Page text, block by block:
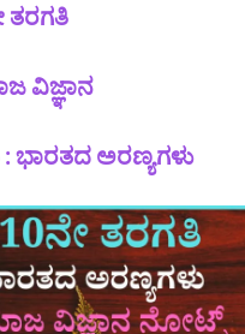
ತರಗತಿ
ವಿಜ್ಞಾನ
ಭಾರತದ ಅರಣ್ಯಗಳು